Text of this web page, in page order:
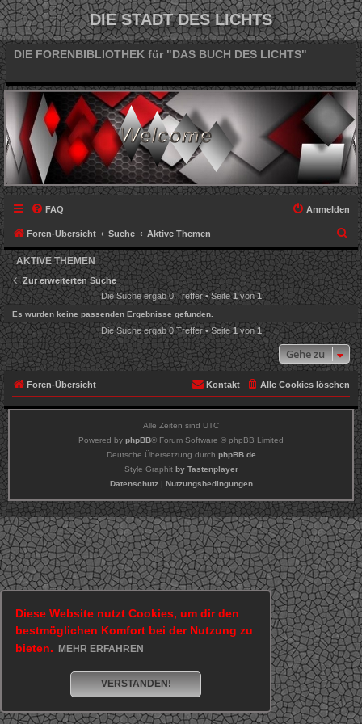
Diese Website nutzt Cookies, um dir den
bestmöglichen Komfort bei der Nutzung zu
bieten.
MEHR ERFAHREN
VERSTANDEN!
DIE STADT DES LICHTS
DIE FORENBIBLIOTHEK für "DAS BUCH DES LICHTS"
FAQ Anmelden
Foren-Übersicht Suche Aktive Themen
u
c
h
AKTIVE THEMEN
Zur erweiterten Suche
Die Suche ergab 0 Treffer • Seite1von1
Es wurden keine passenden Ergebnisse gefunden.
Die Suche ergab 0 Treffer • Seite1von1
Gehe zu
Foren-Übersicht Alle Cookies löschen
Kontakt
Alle Zeiten sind UTC
Powered by phpBB® Forum Software © phpBB Limited
Deutsche Übersetzung durch phpBB.de
Style Graphit by Tastenplayer
Datenschutz| Nutzungsbedingungen